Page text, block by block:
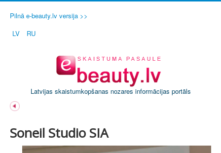
Pilnā e-beauty.lv versija >>
LV
RU
Latvijas skaistumkopšanas nozares informācijas portāls
Soneil Studio SIA